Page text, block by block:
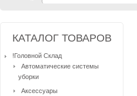
КАТАЛОГ ТОВАРОВ
!Головной Склад
Автоматические системы
уборки
Аксессуары